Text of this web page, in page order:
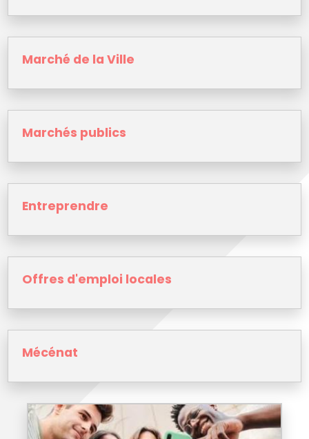
Marché de la Ville
Marchés publics
Entreprendre
Offres d'emploi locales
Mécénat